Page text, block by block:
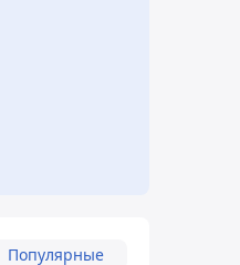
Популярные